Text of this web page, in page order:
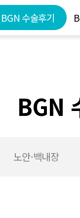
BGN 수술후기
BGN
노안·백내장